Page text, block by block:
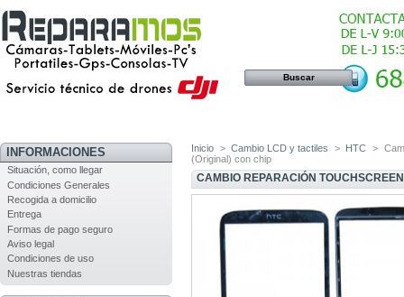
INFORMACIONES
Situación, como llegar
Condiciones Generales
Recogida a domicilio
Entrega
Formas de pago seguro
Aviso legal
Condiciones de uso
Nuestras tiendas
Inicio > Cambio LCD y tactiles > HTC >
(Original) con chip
CAMBIO REPARACIÓN